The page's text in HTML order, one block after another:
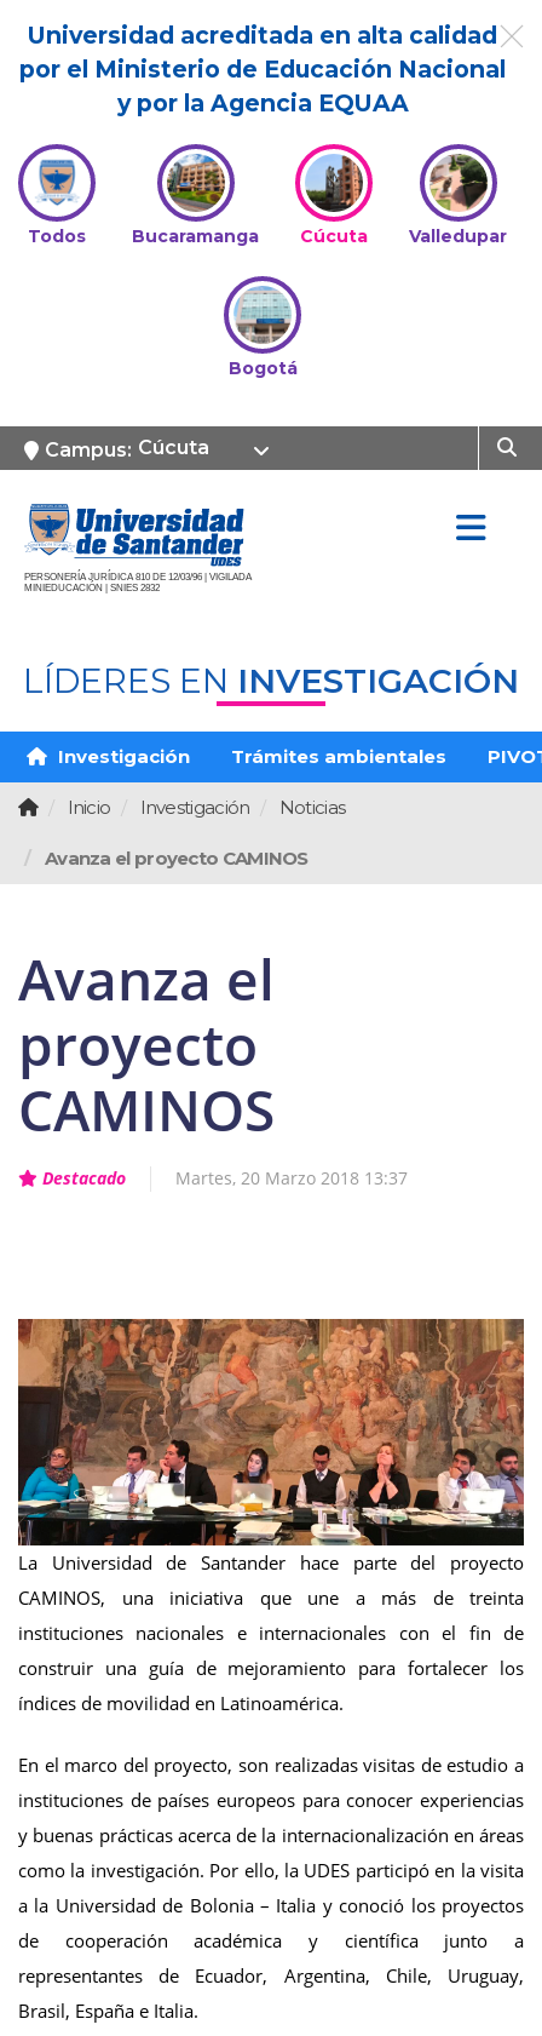
Universidad acreditada en alta calidad
por el Ministerio de Educación Nacional
y por la Agencia EQUAA
Todos Bucaramanga Cúcuta Valledupar
Bogotá
Campus: Cúcuta
PERSONERÍA JURÍDICA 810 DE 12/03/96 | VIGILADA
MINIEDUCACIÓN | SNIES 2832
LÍDERES EN INVESTIGACIÓN
Investigación Trámites ambientales
Inicio Investigación Noticias
Avanza el proyecto CAMINOS
Avanza el
proyecto
CAMINOS
Destacado Martes, 20 Marzo 2018 13:37
La Universidad de Santander hace parte del proyecto
CAMINOS, una iniciativa que une a más de treinta
instituciones nacionales e internacionales con el fin de
construir una guía de mejoramiento para fortalecer los
índices de movilidad en Latinoamérica.
En el marco del proyecto, son realizadas visitas de estudio a
instituciones de países europeos para conocer experiencias
y buenas prácticas acerca de la internacionalización en áreas
como la investigación. Por ello, la UDES participó en la visita
a la Universidad de Bolonia – Italia y conoció los proyectos
de cooperación académica y científica junto a
representantes de Ecuador, Argentina, Chile, Uruguay,
Brasil, España e Italia.